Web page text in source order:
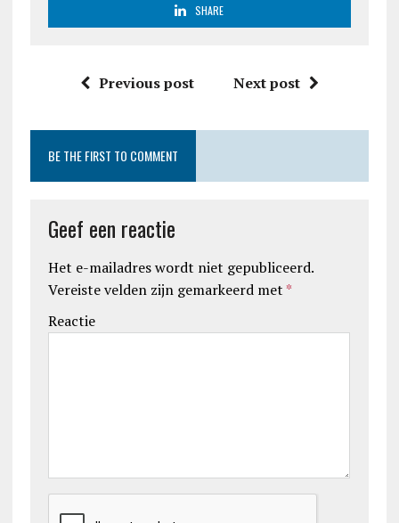
SHARE
Previous post Next post
BE THE FIRST TO COMMENT
Geef een reactie
Het e-mailadres wordt niet gepubliceerd.
Vereiste velden zijn gemarkeerd met *
Reactie